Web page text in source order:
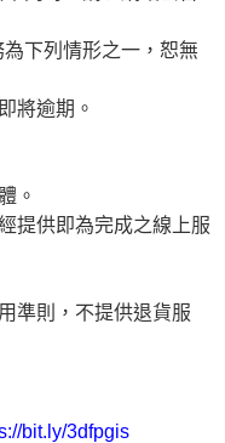
為下列情形之一，恕無
將逾期。
。
提供即為完成之線上服
準則，不提供退貨服
bit.ly/3dfpgis